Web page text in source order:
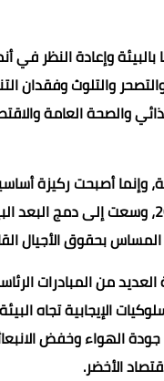
وإعادة النظر في
والتلوث وفقدان
والصحة العامة
وإنما أصبحت ركيزة
التنمية الشاملة. ولذلك تبنت رؤية طموحة جعلت الاستدامة البيئية جزءًا أصيلًا
المساس بحقوق الأجيال
من المبادرات
الهواء وخفض
الأخضر.